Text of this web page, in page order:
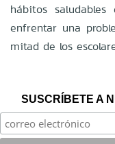
hábitos
enfrentar una
mitad de los
SUSCRÍBETE A